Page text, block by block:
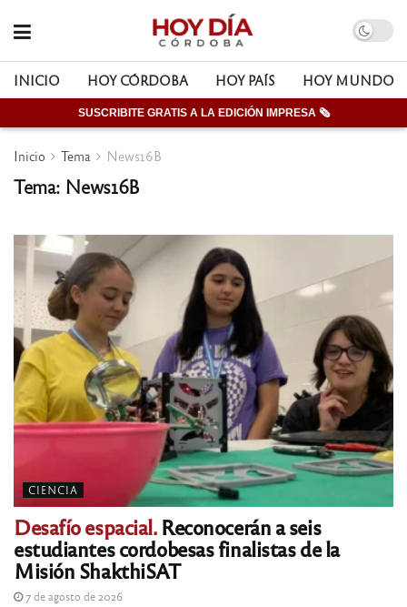
INICIO HOY CÓRDOBA HOY PAÍS HOY MUNDO
SUSCRIBITE GRATIS A LA EDICIÓN IMPRESA 🗞
Inicio Tema News16B
Tema: News16B
CIENCIA
Desafío espacial.Reconocerán a seis
estudiantes cordobesas finalistas de la
Misión ShakthiSAT
7 de agosto de 2026